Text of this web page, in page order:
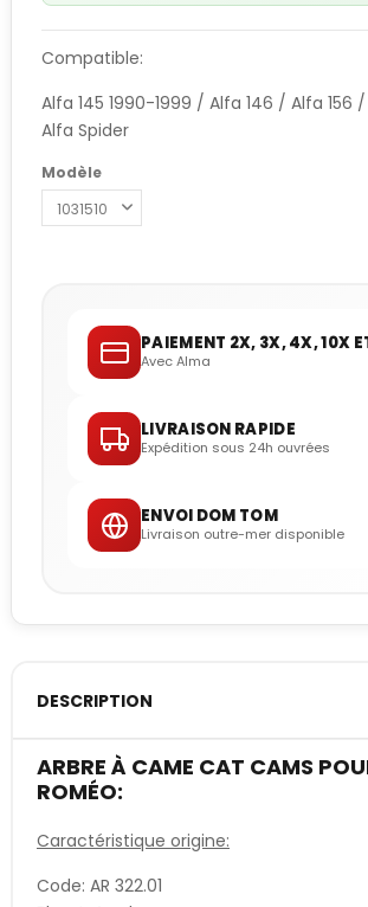
Compatible:
Alfa 145 1990-1999 / Alfa 146 / Alfa 156
Alfa Spider
Modèle
PAIEMENT 2X, 3X, 4X, 10X
Avec Alma
LIVRAISON RAPIDE
Expédition sous 24h ouvrées
ENVOI DOM TOM
Livraison outre-mer disponible
DESCRIPTION
ARBRE À CAME CAT CAMS
ROMÉO:
Caractéristique origine:
Code: AR 322.01